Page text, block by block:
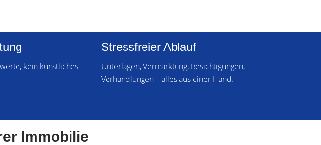
kein künstliches
Stressfreier Ablauf
Unterlagen, Vermarktung, Besichtigungen,
Verhandlungen – alles aus einer Hand.
Immobilie